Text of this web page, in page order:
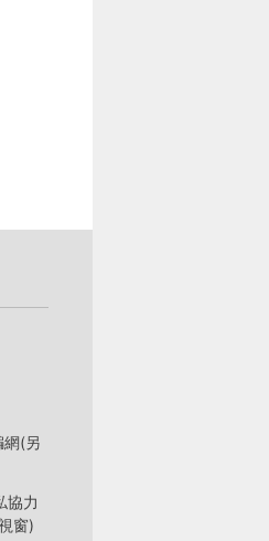
網(另
協力
窗)